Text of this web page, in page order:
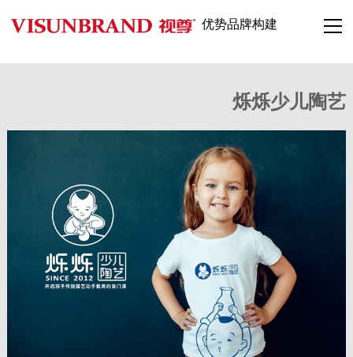
优势品牌构建
烁烁少儿陶艺